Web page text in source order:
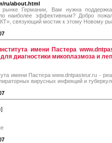
ru/about.html
рынке Германии, Вам нужна
наиболее эффективным? Добро
связующий мостик к этому Новому
имени Пастера
диагностики микоплазмоза и
имени Пастера www.dntpasteur.ru -
вирусных инфекций и
]